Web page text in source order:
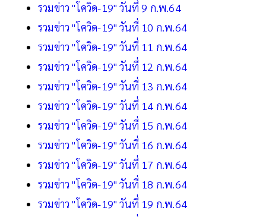
รวมข่าว "โควิด-19" วันที่ 9 ก.พ.64
รวมข่าว "โควิด-19" วันที่ 10 ก.พ.64
รวมข่าว "โควิด-19" วันที่ 11 ก.พ.64
รวมข่าว "โควิด-19" วันที่ 12 ก.พ.64
รวมข่าว "โควิด-19" วันที่ 13 ก.พ.64
รวมข่าว "โควิด-19" วันที่ 14 ก.พ.64
รวมข่าว "โควิด-19" วันที่ 15 ก.พ.64
รวมข่าว "โควิด-19" วันที่ 16 ก.พ.64
รวมข่าว "โควิด-19" วันที่ 17 ก.พ.64
รวมข่าว "โควิด-19" วันที่ 18 ก.พ.64
รวมข่าว "โควิด-19" วันที่ 19 ก.พ.64